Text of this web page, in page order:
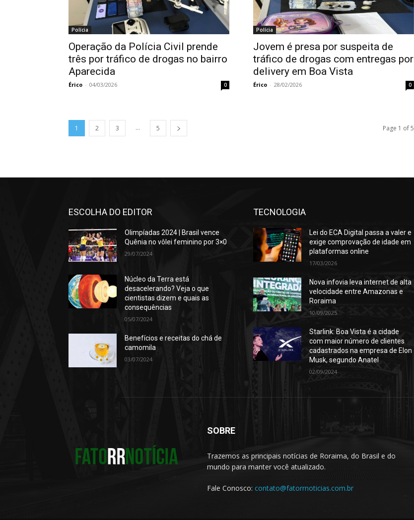
Polícia
Operação da Polícia Civil prende
três por tráfico de drogas no bairro
Aparecida
Érico - 04/03/2026 0
Polícia
Jovem é presa por suspeita de
tráfico de drogas com entregas por
delivery em Boa Vista
Érico - 28/02/2026 0
1 2 3 ... 5 Page 1 of 5
ESCOLHA DO EDITOR
Olimpíadas 2024 | Brasil vence
Quênia no vôlei feminino por 3×0
29/07/2024
Núcleo da Terra está
desacelerando? Veja o que
cientistas dizem e quais as
consequências
05/07/2024
Benefícios e receitas do chá de
camomila
03/07/2024
TECNOLOGIA
Lei do ECA Digital passa a valer e
exige comprovação de idade em
plataformas online
17/03/2026
Nova infovia leva internet de alta
velocidade entre Amazonas e
Roraima
10/09/2025
Starlink: Boa Vista é a cidade
com maior número de clientes
cadastrados na empresa de Elon
Musk, segundo Anatel
02/09/2024
SOBRE
Trazemos as principais notícias de Roraima, do Brasil e do
mundo para manter você atualizado.
Fale Conosco: contato@fatorrnoticias.com.br